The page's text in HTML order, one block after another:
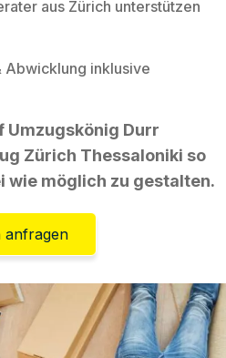
aus Zürich unterstützen
Abwicklung inklusive
Umzugskönig Durr
Zürich Thessaloniki so
wie möglich zu gestalten.
anfragen